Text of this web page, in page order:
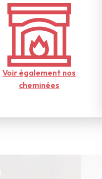
Voir également nos
cheminées